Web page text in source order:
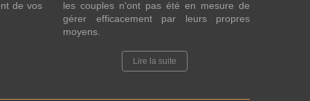
de vos
les couples n'ont pas été en mesure de
gérer efficacement par leurs propres
moyens.
Lire la suite